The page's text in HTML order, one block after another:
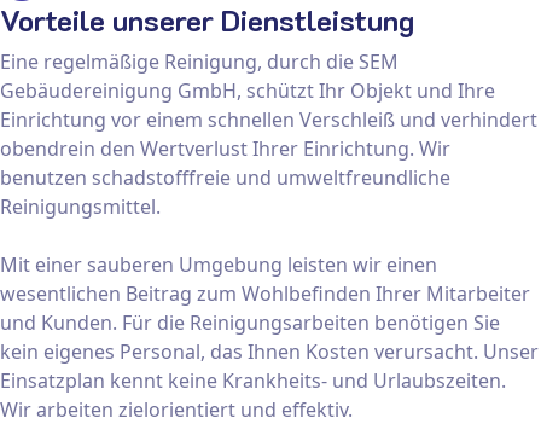
Vorteile unserer Dienstleistung
Eine regelmäßige Reinigung, durch die SEM
Gebäudereinigung GmbH, schützt Ihr Objekt und Ihre
Einrichtung vor einem schnellen Verschleiß und verhindert
obendrein den Wertverlust Ihrer Einrichtung. Wir
benutzen schadstofffreie und umweltfreundliche
Reinigungsmittel.
Mit einer sauberen Umgebung leisten wir einen
wesentlichen Beitrag zum Wohlbefinden Ihrer Mitarbeiter
und Kunden. Für die Reinigungsarbeiten benötigen Sie
kein eigenes Personal, das Ihnen Kosten verursacht. Unser
Einsatzplan kennt keine Krankheits- und Urlaubszeiten.
Wir arbeiten zielorientiert und effektiv.